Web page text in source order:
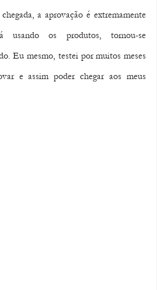
a aprovação é extremamente
usando os produtos, tornou-se
Eu mesmo, testei por muitos meses
e assim poder chegar aos meus